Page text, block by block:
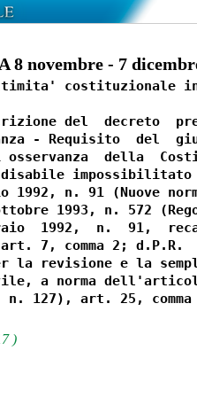
8 novembre - 7
costituzionale
del  decreto
- Requisito  del
osservanza  della
1992, n. 91 (Nuove
1993, n. 572
1992,  n.  91,
7, comma 2; d.P.R.
la revisione e la
a norma
n. 127), art. 25,
)